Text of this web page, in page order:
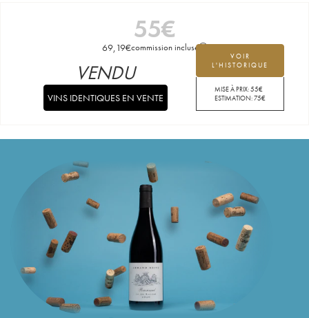
55€
69,19€commission incluse
VOIR
L'HISTORIQUE
MISE À PRIX:55€
ESTIMATION:75€
VENDU
VINS IDENTIQUES EN VENTE